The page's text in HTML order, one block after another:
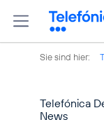
Sie sind hier:
Telefónica
News